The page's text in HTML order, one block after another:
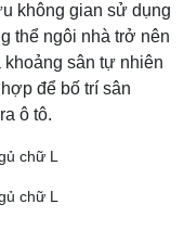
không gian sử dụng
thể ngôi nhà trở nên
sân tự nhiên
để bố trí sân
ô tô.